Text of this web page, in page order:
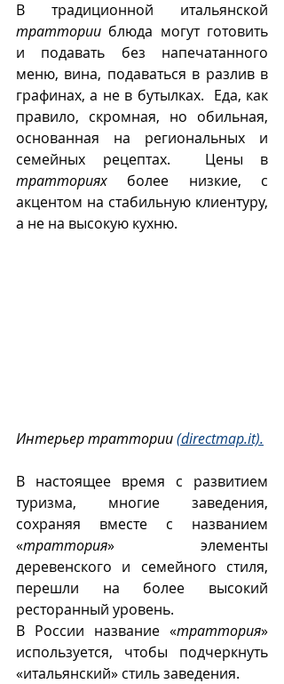
траттории блюда могут готовить
и подавать без напечатанного
меню, вина, подаваться в разлив в
графинах, а не в бутылках.  Еда, как
правило, скромная, но обильная,
основанная на региональных и
тратториях более низкие, с
акцентом на стабильную клиентуру,
а не на высокую кухню.
Интерьер траттории (directmap.it).
В настоящее время с развитием
туризма, многие заведения,
сохраняя вместе с названием
«траттория» элементы
деревенского и семейного стиля,
перешли на более высокий
ресторанный уровень.
В России название «траттория»
используется, чтобы подчеркнуть
«итальянский» стиль заведения.